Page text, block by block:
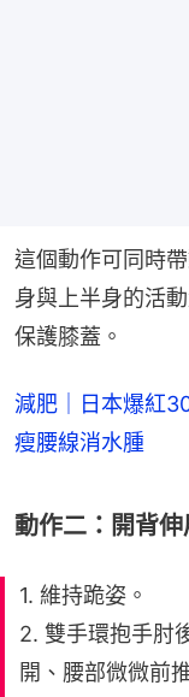
這個動作可同時
身與上半身的活
保護膝蓋。
減肥｜日本爆紅
瘦腰線消水腫
動作二：開背
1. 維持跪姿。
2. 雙手環抱手肘
開、腰部微微前